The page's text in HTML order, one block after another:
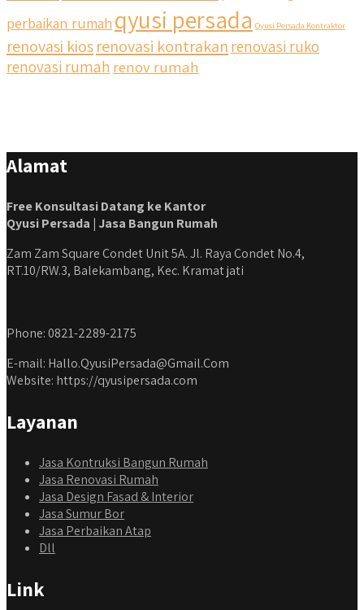
perbaikan rumah qyusi persada Qyusi Persada Kontraktor
renovasi kiosrenovasi kontrakanrenovasi ruko
renovasi rumah renov rumah
Alamat
Free Konsultasi Datang ke Kantor
Qyusi Persada | Jasa Bangun Rumah
Zam Zam Square Condet Unit 5A. Jl. Raya Condet No.4,
RT.10/RW.3, Balekambang, Kec. Kramat jati
Phone: 0821-2289-2175
E-mail: Hallo.QyusiPersada@Gmail.Com
Website: https://qyusipersada.com
Layanan
Jasa Kontruksi Bangun Rumah
Jasa Renovasi Rumah
Jasa Design Fasad & Interior
Jasa Sumur Bor
Jasa Perbaikan Atap
Dll
Link